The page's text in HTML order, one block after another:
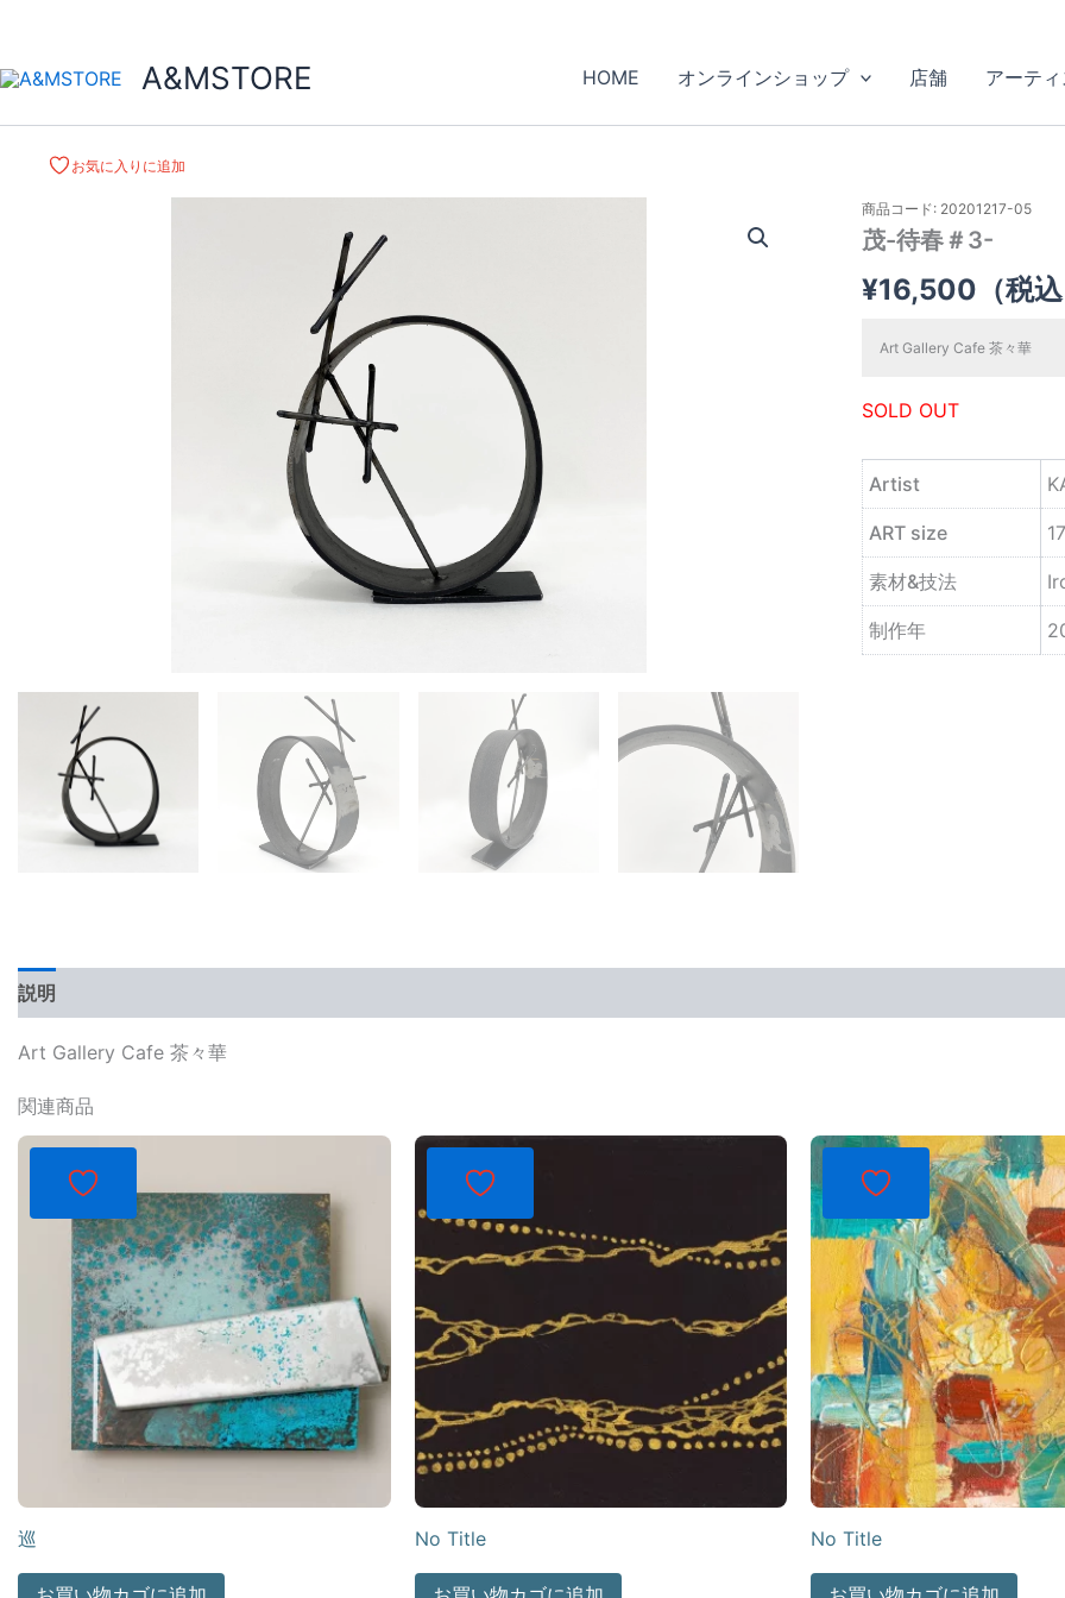
A&MSTORE HOME オンラインショップ 店舗 アーティ
お気に入りに追加
商品コード: 20201217-05
茂-待春＃3-
¥16,500 （税込
Art Gallery Cafe 茶々華
SOLD OUT
Artist
ART size
素材&技法
制作年
説明
Art Gallery Cafe 茶々華
関連商品
巡 No Title No Title